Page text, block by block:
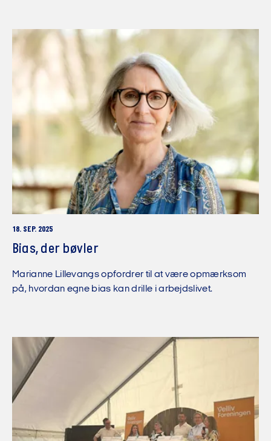
18. SEP. 2025
Bias, der bøvler
Marianne Lillevangs opfordrer til at være opmærksom
på, hvordan egne bias kan drille i arbejdslivet.